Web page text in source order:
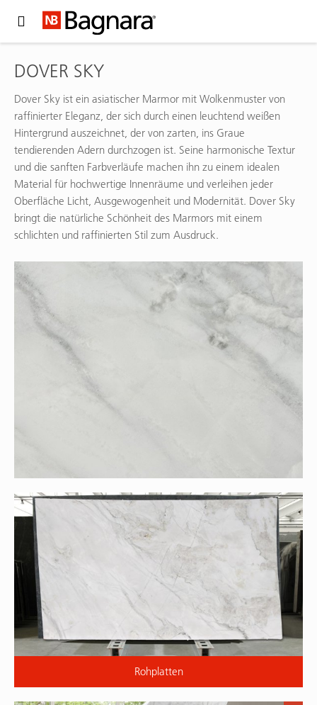
DOVER SKY
Dover Sky ist ein asiatischer Marmor mit Wolkenmuster von
raffinierter Eleganz, der sich durch einen leuchtend weißen
Hintergrund auszeichnet, der von zarten, ins Graue
tendierenden Adern durchzogen ist. Seine harmonische Textur
und die sanften Farbverläufe machen ihn zu einem idealen
Material für hochwertige Innenräume und verleihen jeder
Oberfläche Licht, Ausgewogenheit und Modernität. Dover Sky
bringt die natürliche Schönheit des Marmors mit einem
schlichten und raffinierten Stil zum Ausdruck.
Rohplatten